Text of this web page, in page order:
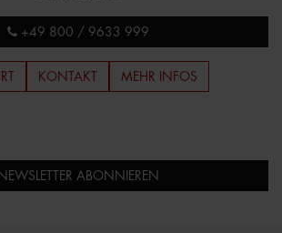
+49 800 / 9633 999
KONTAKT MEHR INFOS
NEWSLETTER ABONNIEREN